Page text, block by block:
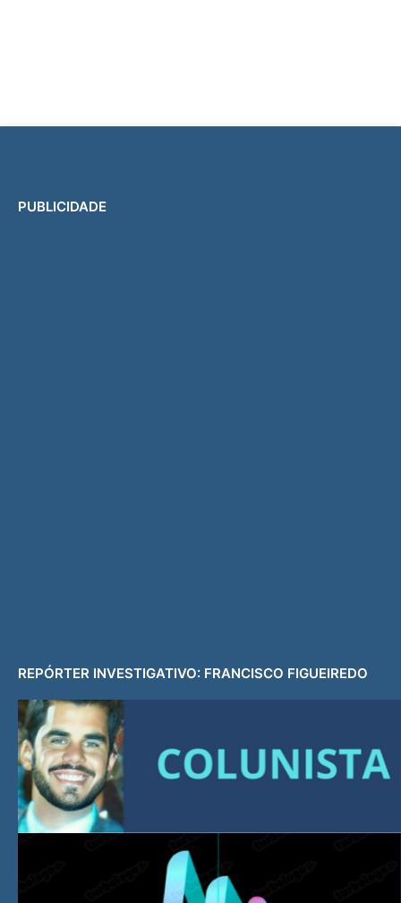
PUBLICIDADE
REPÓRTER INVESTIGATIVO: FRANCISCO FIGUEIREDO